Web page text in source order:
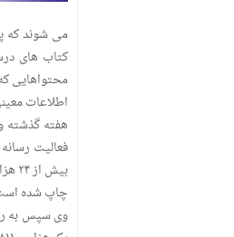
می شوند که
کتاب های
محتواهایی
اطلاعات
هفته گذشته
چاپ شده